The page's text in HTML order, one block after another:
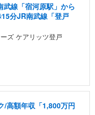
線「宿河原駅」から
分JR南武線「登戸
ズ ケアリッツ登戸
/高額年収「1,800万円